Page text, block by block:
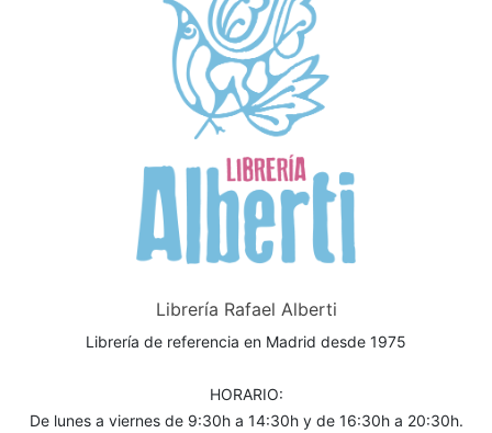
Librería Rafael Alberti
Librería de referencia en Madrid desde 1975
HORARIO:
De lunes a viernes de 9:30h a 14:30h y de 16:30h a 20:30h.